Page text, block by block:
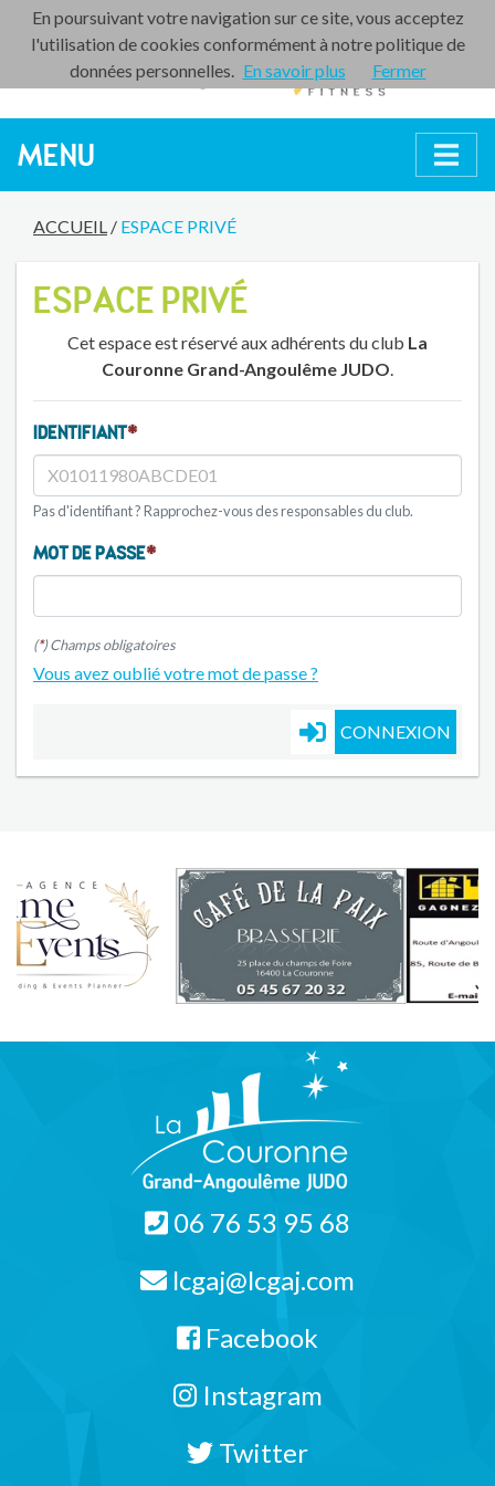
MENU
ACCUEIL / ESPACE PRIVÉ
ESPACE PRIVÉ
Cet espace est réservé aux adhérents du club La
Couronne Grand-Angoulême JUDO
IDENTIFIANT
Pas d'identifiant ? Rapprochez-vous des responsables du club.
MOT DE PASSE
(*) Champs obligatoires
Vous avez oublié votre mot de passe ?
CONNEXION
06 76 53 95 68
lcgaj@lcgaj.com
Facebook
Instagram
Twitter
En poursuivant votre navigation sur ce site, vous acceptez
l'utilisation de cookies conformément à notre politique de
données personnelles. En savoir plus Fermer